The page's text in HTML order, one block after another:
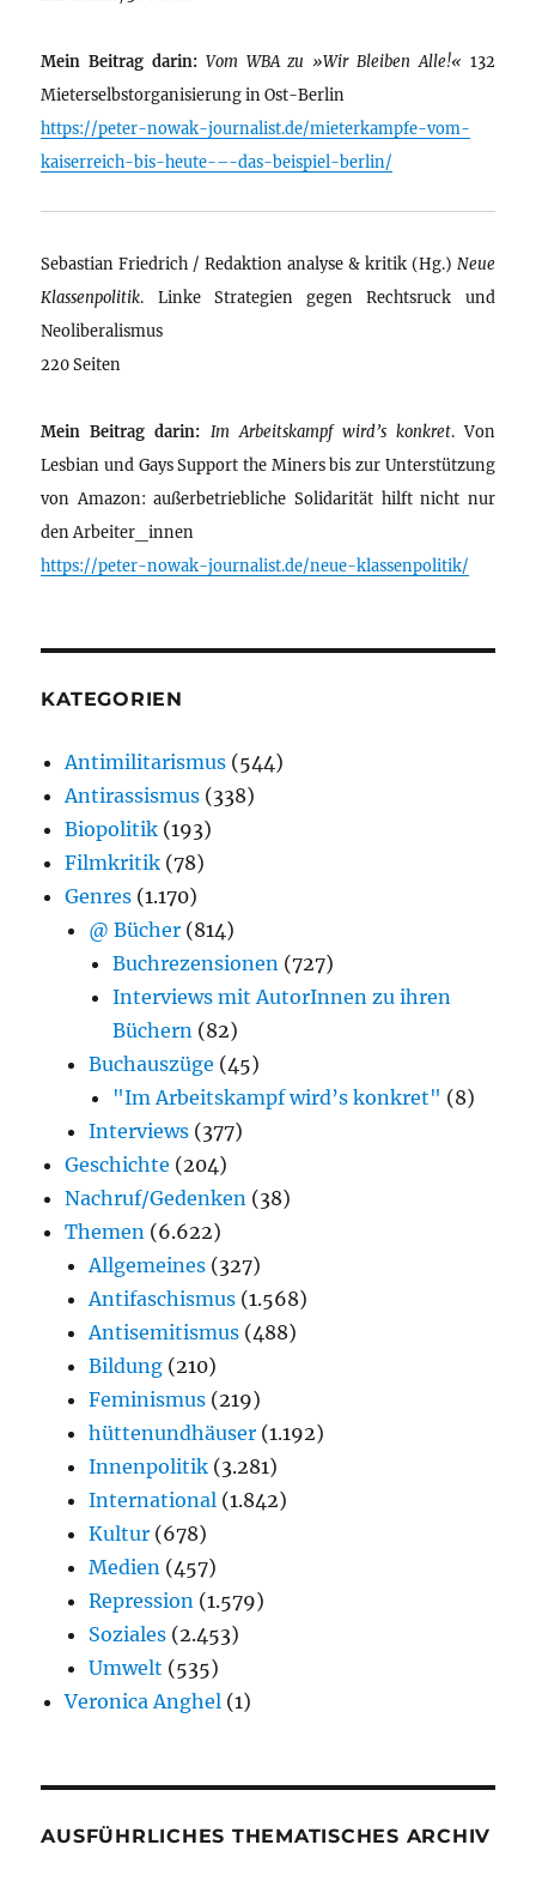
Mein Beitrag darin: Vom WBA zu »Wir Bleiben Alle!« 132
Mieterselbstorganisierung in Ost-Berlin
https://peter-nowak-journalist.de/mieterkampfe-vom-
kaiserreich-bis-heute-–-das-beispiel-berlin/
Sebastian Friedrich / Redaktion analyse & kritik (Hg.) Neue
Klassenpolitik. Linke Strategien gegen Rechtsruck und
Neoliberalismus
220 Seiten
Mein Beitrag darin: Im Arbeitskampf wird’s konkret. Von
Lesbian und Gays Support the Miners bis zur Unterstützung
von Amazon: außerbetriebliche Solidarität hilft nicht nur
den Arbeiter_innen
https://peter-nowak-journalist.de/neue-klassenpolitik/
KATEGORIEN
Antimilitarismus (544)
Antirassismus (338)
Biopolitik (193)
Filmkritik (78)
Genres (1.170)
@ Bücher (814)
Buchrezensionen (727)
Interviews mit AutorInnen zu ihren
Büchern (82)
Buchauszüge (45)
"Im Arbeitskampf wird’s konkret" (8)
Interviews (377)
Geschichte (204)
Nachruf/Gedenken (38)
Themen (6.622)
Allgemeines (327)
Antifaschismus (1.568)
Antisemitismus (488)
Bildung (210)
Feminismus (219)
hüttenundhäuser (1.192)
Innenpolitik (3.281)
International (1.842)
Kultur (678)
Medien (457)
Repression (1.579)
Soziales (2.453)
Umwelt (535)
Veronica Anghel (1)
AUSFÜHRLICHES THEMATISCHES ARCHIV